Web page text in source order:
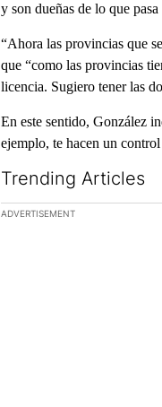
y son dueñas de lo que
“Ahora las provincias que
que “como las provincias
licencia. Sugiero tener las
En este sentido, González
ejemplo, te hacen un
Trending Articles
The following is a list of
ADVERTISEMENT